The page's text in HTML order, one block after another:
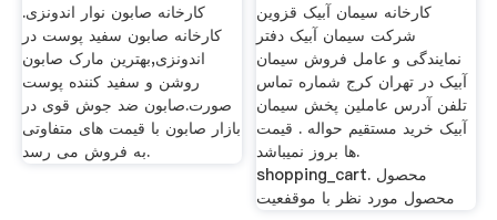
کارخانه صابون نوار اندونزی.
کارخانه صابون سفید پوست در
اندونزی,بهترین مارک صابون
روشن و سفید کننده پوست
صورت.صابون ضد جوش قوی در
بازار صابون با قیمت های متفاوتی
به فروش می رسد.
کارخانه سیمان آبیک قزوین
شرکت سیمان آبیک دفتر
نمایندگی و عامل فروش سیمان
آبیک در تهران کرج شماره تماس
تلفن آدرس عاملین پخش سیمان
آبیک خرید مستقیم حواله . قیمت
ها بروز نمیباشد.
shopping_cart. محصول
محصول مورد نظر با موقفعیت